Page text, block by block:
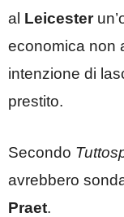
al Leicester
economica non
intenzione di
prestito.
Secondo
avrebbero
Praet.